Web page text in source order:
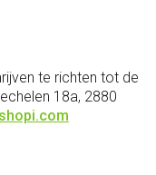
te richten tot de
18a, 2880